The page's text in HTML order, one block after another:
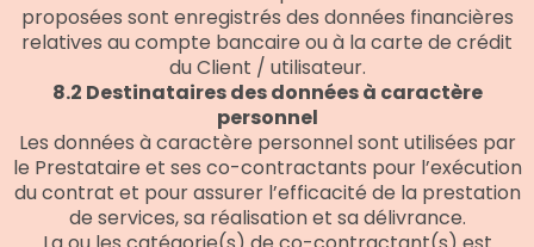
proposées sont enregistrés des données financières
relatives au compte bancaire ou à la carte de crédit
du Client / utilisateur.
8.2 Destinataires des données à caractère
personnel
Les données à caractère personnel sont utilisées par
le Prestataire et ses co-contractants pour l’exécution
du contrat et pour assurer l’efficacité de la prestation
de services, sa réalisation et sa délivrance.